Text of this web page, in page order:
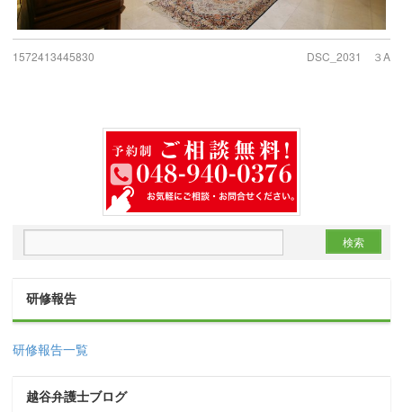
1572413445830 DSC_2031 ３A
研修報告
研修報告一覧
越谷弁護士ブログ